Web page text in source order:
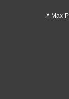
📍 Max-